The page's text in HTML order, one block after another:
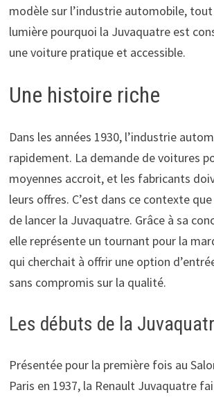
modèle sur l’industrie automobile,
lumière pourquoi la Juvaquatre est
une voiture pratique et accessible.
Une histoire riche
Dans les années 1930, l’industrie
rapidement. La demande de voitures
moyennes accroit, et les fabricants
leurs offres. C’est dans ce contexte
de lancer la Juvaquatre. Grâce à sa
elle représente un tournant pour la
qui cherchait à offrir une option
sans compromis sur la qualité.
Les débuts de la
Présentée pour la première fois au
Paris en 1937, la Renault Juvaquatre